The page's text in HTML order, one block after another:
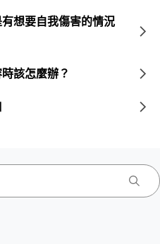
想要自我傷害的情況
該怎麼辦？